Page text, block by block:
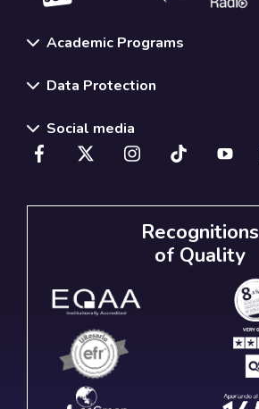
Academic Programs
Data Protection
Social media
Recognitions
of Quality